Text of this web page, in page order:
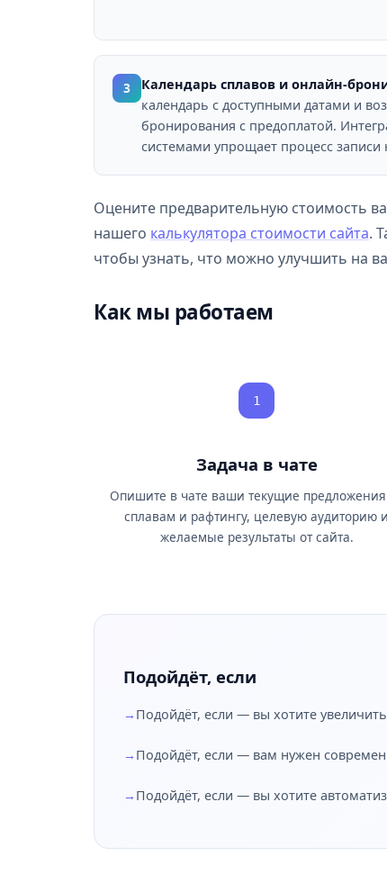
3 Календарь сплавов и онлайн-
календарь с доступными датами и
бронирования с предоплатой.
системами упрощает процесс записи
Оцените предварительную стоимость
нашего калькулятора стоимости сайта.
чтобы узнать, что можно улучшить на
Как мы работаем
1
Задача в чате
Опишите в чате ваши текущие
сплавам и рафтингу, целевую аудиторию и
желаемые результаты от сайта.
Подойдёт, если
Подойдёт, если — вы хотите
Подойдёт, если — вам нужен
Подойдёт, если — вы хотите